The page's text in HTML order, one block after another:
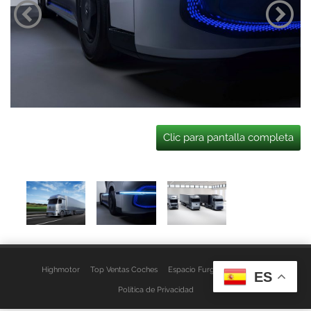
Clic para pantalla completa
Highmotor Top Ventas Coches Espacio Furgo Aviso Legal
Política de Privacidad
ES